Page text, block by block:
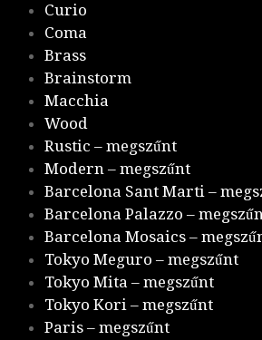
Curio
Coma
Brass
Brainstorm
Macchia
Wood
Rustic – megszűnt
Modern – megszűnt
Barcelona Sant Marti –
Barcelona Palazzo –
Barcelona Mosaics –
Tokyo Meguro – megszűnt
Tokyo Mita – megszűnt
Tokyo Kori – megszűnt
Paris – megszűnt